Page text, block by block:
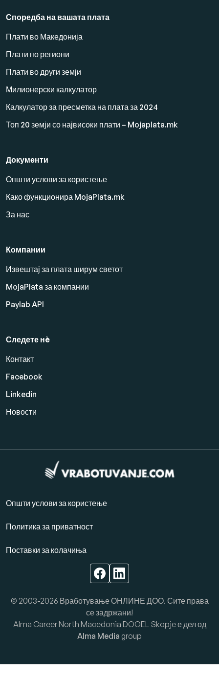
Споредба на вашата плата
Плати во Македонија
Плати по региони
Плати во други земји
Милионерски калкулатор
Калкулатор за пресметка на плата за 2024
Топ 20 земји со највисоки плати – Mojaplata.mk
Документи
Општи услови за користење
Како функционира MojaPlata.mk
За нас
Компании
Извештај за плата ширум светот
MojaPlata за компании
Paylab API
Следете нè
Контакт
Facebook
Linkedin
Новости
Општи услови за користење
Политика за приватност
Поставки за колачиња
© 2003-2026 Вработување ОНЛИНЕ ДОО. Сите права
се задржани!
Alma Career North Macedonia DOOEL Skopje е дел од
Alma Media group